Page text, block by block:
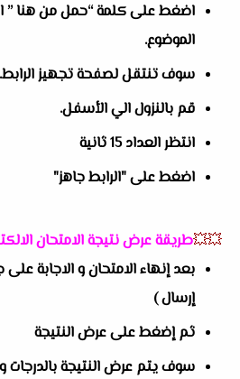
اضغط على كلمة “حمل من هنا ”
الموضوع.
سوف تنتقل لصفحة تجهيز الرابط.
قم بالنزول الي الأسفل.
انتظر العداد 15 ثانية
اضغط على "الرابط جاهز"
💥💥طريقة عرض نتيجة الامتحان
بعد إنهاء الامتحان و الاجابة
إرسال )
ثم إضغط على عرض النتيجة
سوف يتم عرض النتيجة بالدرجات